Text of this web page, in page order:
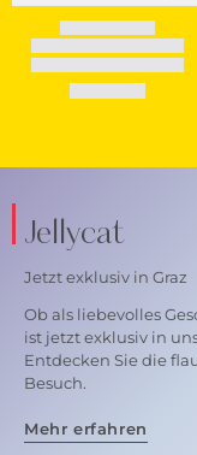
Jellycat
Jetzt exklusiv in Graz
Ob als liebevolles
ist jetzt exklusiv in
Entdecken Sie die
Besuch.
Mehr erfahren